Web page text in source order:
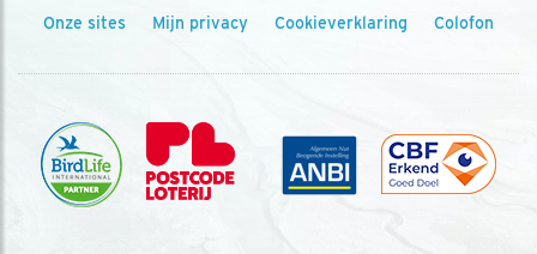
Onze sites Mijn privacy Cookieverklaring Colofon